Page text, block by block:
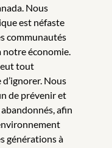
Nous
est néfaste
communautés
notre économie.
tout
Nous
de prévenir et
abandonnés, afin
générations à